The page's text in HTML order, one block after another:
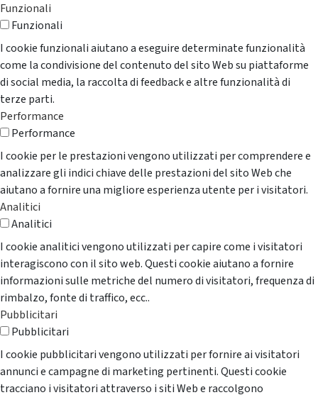
Funzionali
Funzionali
I cookie funzionali aiutano a eseguire determinate funzionalità
come la condivisione del contenuto del sito Web su piattaforme
di social media, la raccolta di feedback e altre funzionalità di
terze parti.
Performance
Performance
I cookie per le prestazioni vengono utilizzati per comprendere e
analizzare gli indici chiave delle prestazioni del sito Web che
aiutano a fornire una migliore esperienza utente per i visitatori.
Analitici
Analitici
I cookie analitici vengono utilizzati per capire come i visitatori
interagiscono con il sito web. Questi cookie aiutano a fornire
informazioni sulle metriche del numero di visitatori, frequenza di
rimbalzo, fonte di traffico, ecc..
Pubblicitari
Pubblicitari
I cookie pubblicitari vengono utilizzati per fornire ai visitatori
annunci e campagne di marketing pertinenti. Questi cookie
tracciano i visitatori attraverso i siti Web e raccolgono